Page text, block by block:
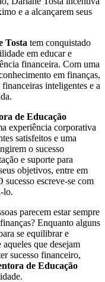
e a alcançarem seus
Tosta tem conquistado
em educar e
financeira. Com uma
em finanças,
inteligentes e a
de Educação
experiência corporativa
satisfeitos e uma
o sucesso
e suporte para
objetivos, entre em
escreve-se com
lo.
parecem estar sempre
Enquanto alguns
se equilibrar e
que desejam
sucesso financeiro,
de Educação